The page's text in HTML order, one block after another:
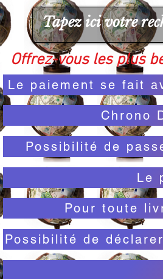
Offrez-vous les plus
Le paiement se fait
Chrono
Possibilité de
Le
Pour toute